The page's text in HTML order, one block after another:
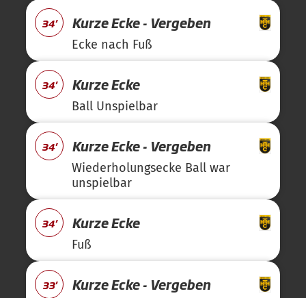
34' Kurze Ecke - Vergeben
Ecke nach Fuß
34' Kurze Ecke
Ball Unspielbar
34' Kurze Ecke - Vergeben
Wiederholungsecke Ball war
unspielbar
34' Kurze Ecke
Fuß
33' Kurze Ecke - Vergeben